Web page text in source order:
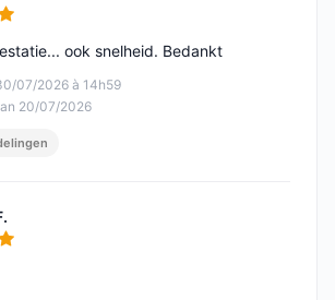
5 van 5
07/2026 à 14h59
20/07/2026
ook snelheid. Bedankt
5 van 5